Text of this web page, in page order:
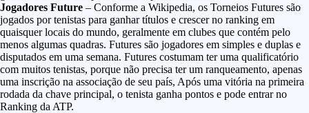
Jogadores Future – Conforme a Wikipedia, os Torneios Futures são
jogados por tenistas para ganhar títulos e crescer no ranking em
quaisquer locais do mundo, geralmente em clubes que contém pelo
menos algumas quadras. Futures são jogadores em simples e duplas e
disputados em uma semana. Futures costumam ter uma qualificatório
com muitos tenistas, porque não precisa ter um ranqueamento, apenas
uma inscrição na associação de seu país, Após uma vitória na primeira
rodada da chave principal, o tenista ganha pontos e pode entrar no
Ranking da ATP.